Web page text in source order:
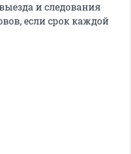
и следования
если срок каждой